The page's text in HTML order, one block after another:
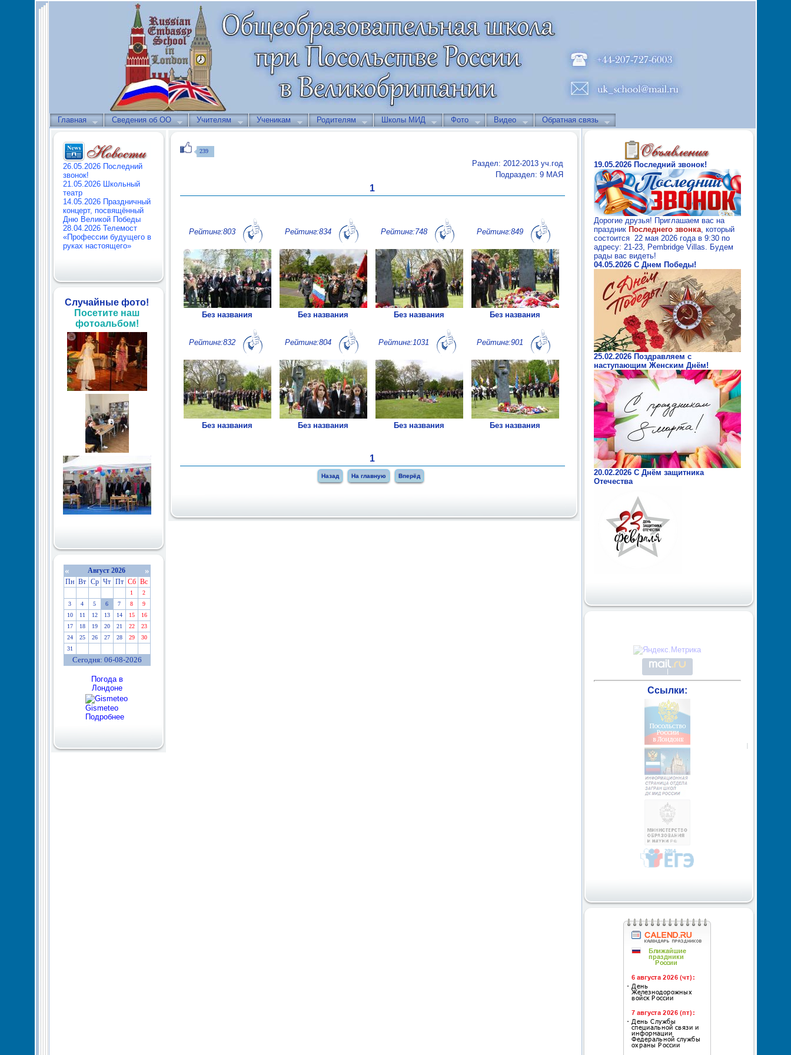
Главная Сведения об ОО Учителям Ученикам Родителям Школы МИД Фото Видео Обратная связь
26.05.2026 Последний
звонок!
21.05.2026 Школьный
театр
14.05.2026 Праздничный
концерт, посвящённый
Дню Великой Победы
28.04.2026 Телемост
«Профессии будущего в
руках настоящего»
Случайные фото!
Посетите наш
фотоальбом!
« Август 2026 »
Пн Вт Ср Чт Пт Сб Вс
1
2
3
4 5 6 7 8
9
10
11 12 13 14 15
16
17
18 19 20 21 22
23
24
25 26 27 28 29
30
31
Сегодня: 06-08-2026
Погода в
Лондоне
Gismeteo
Подробнее
239
Раздел: 2012-2013 уч.год
Подраздел: 9 МАЯ
1
Рейтинг:803
Без названия
Рейтинг:834
Без названия
Рейтинг:748
Без названия
Рейтинг:849
Без названия
Рейтинг:832
Без названия
Рейтинг:804
Без названия
Рейтинг:1031
Без названия
Рейтинг:901
Без названия
1
19.05.2026 Последний звонок!
Дорогие друзья! Приглашаем вас на
праздник Последнего звонка, который
состоится 22 мая 2026 года в 9:30 по
адресу: 21-23, Pembridge Villas. Будем
рады вас видеть!
04.05.2026 С Днем Победы!
25.02.2026 Поздравляем с
наступающим Женским Днём!
20.02.2026 С Днём защитника
Отечества
Ссылки: